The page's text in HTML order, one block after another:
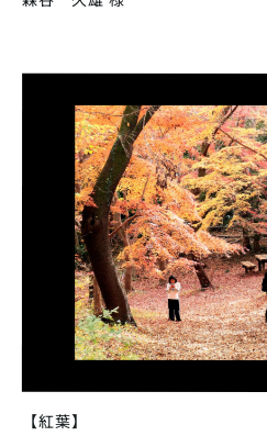
【紅葉】